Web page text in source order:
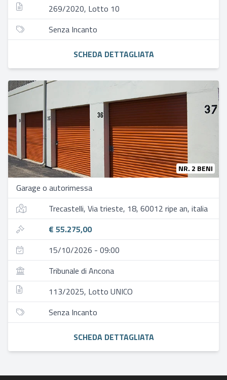
269/2020, Lotto 10
Senza Incanto
SCHEDA DETTAGLIATA
NR. 2 BENI
Garage o autorimessa
Trecastelli, Via trieste, 18, 60012 ripe an, italia
€ 55.275,00
15/10/2026 - 09:00
Tribunale di Ancona
113/2025, Lotto UNICO
Senza Incanto
SCHEDA DETTAGLIATA